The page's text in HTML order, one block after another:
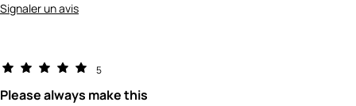
Signaler un avis
5
Please always make this